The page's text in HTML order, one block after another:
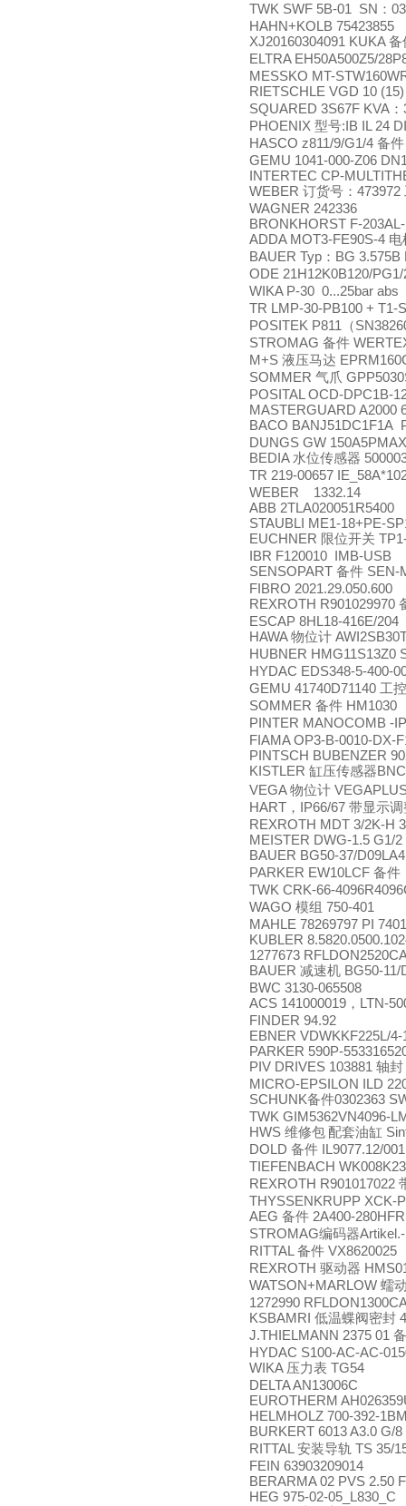
TWK SWF 5B-01 SN ：
HAHN+KOLB 75423855
XJ20160304091 KUKA备
ELTRA EH50A500Z5/
MESSKO MT-
RIETSCHLE VGD 10
SQUARED 3S67F KVA ：
PHOENIX 型号:IB IL 24
HASCO z811/9/G1/4 备件
GEMU 1041-000-Z06
INTERTEC CP-
WEBER 订货号： 473972
WAGNER 242336
BRONKHORST F-
ADDA MOT3-FE90S-4 电
BAUER Typ ： BG 3.575B
ODE 21H12K0B120/
WIKA P-30 0...25bar
TR LMP-30-PB100 + T1-
POSITEK P811
（
STROMAG 备件
M+S 液压马达
SOMMER 气爪
POSITAL OCD-DPC1B-
MASTERGUARD A2000
BACO BANJ51DC1F1A
DUNGS GW
BEDIA 水位传感器
TR 219-00657
WEBER 1332.14
ABB 2TLA020051R5400
STAUBLI ME1-18+PE-
EUCHNER 限位开关
IBR F120010 IMB-USB
SENSOPART 备件 SEN-
FIBRO 2021.29.050.600
REXROTH R901029970
ESCAP 8HL18-416E/204
HAWA物位计
HUBNER HMG11S13Z0
HYDAC EDS348-5-400-
GEMU 41740D71140 工
SOMMER 备件 HM1030
PINTER MANOCOMB -
FIAMA OP3-B-0010-DX-
PINTSCH BUBENZER
KISTLER 缸压传感器BNC
VEGA物位计
HART ， IP66/67 带显示
REXROTH MDT 3/2K-H
MEISTER DWG-1.5 G1/
BAUER BG50-37/
PARKER EW10LCF 备件
TWK CRK-66-
WAGO 模组 750-401
MAHLE 78269797 PI
KUBLER
1277673
BAUER 减速机 BG50-11/
BWC 3130-065508
ACS 141000019 ， LTN-
FINDER 94.92
EBNER VDWKKF225L/4-
PARKER 590P-
PIV DRIVES 103881 轴封
MICRO-EPSILON ILD
SCHUNK备件0302363
TWK GIM5362VN4096-
HWS 维修包 配套油缸
DOLD 备件 IL9077.12/001
TIEFENBACH
REXROTH R901017022
THYSSENKRUPP XCK-
AEG 备件 2A400-
STROMAG编码器
RITTAL 备件 VX8620025
REXROTH 驱动器
WATSON+MARLOW 蠕
1272990
KSBAMRI 低温蝶阀密封
J.THIELMANN 2375 01
HYDAC S100-AC-AC-
WIKA 压力表 TG54
DELTA AN13006C
EUROTHERM
HELMHOLZ 700-392-
BURKERT 6013 A3.0 G/
RITTAL 安装导轨 TS 35/
FEIN 63903209014
BERARMA 02 PVS 2.50
HEG 975-02-05_L830_C